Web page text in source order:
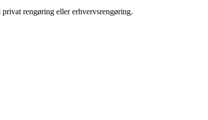
rengøring eller erhvervsrengøring.